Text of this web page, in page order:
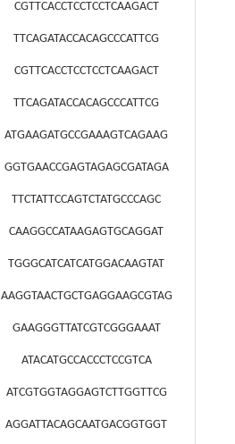
CGTTCACCTCCTCCTCAAGACT
TTCAGATACCACAGCCCATTCG
CGTTCACCTCCTCCTCAAGACT
TTCAGATACCACAGCCCATTCG
ATGAAGATGCCGAAAGTCAGAAG
GGTGAACCGAGTAGAGCGATAGA
TTCTATTCCAGTCTATGCCCAGC
CAAGGCCATAAGAGTGCAGGAT
TGGGCATCATCATGGACAAGTAT
AAGGTAACTGCTGAGGAAGCGTAG
GAAGGGTTATCGTCGGGAAAT
ATACATGCCACCCTCCGTCA
ATCGTGGTAGGAGTCTTGGTTCG
AGGATTACAGCAATGACGGTGGT